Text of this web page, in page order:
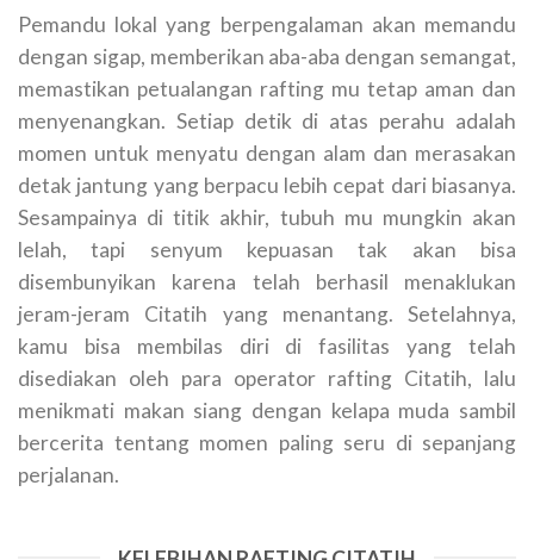
Pemandu lokal yang berpengalaman akan memandu
dengan sigap, memberikan aba-aba dengan semangat,
memastikan petualangan rafting mu tetap aman dan
menyenangkan. Setiap detik di atas perahu adalah
momen untuk menyatu dengan alam dan merasakan
detak jantung yang berpacu lebih cepat dari biasanya.
Sesampainya di titik akhir, tubuh mu mungkin akan
lelah, tapi senyum kepuasan tak akan bisa
disembunyikan karena telah berhasil menaklukan
jeram-jeram Citatih yang menantang. Setelahnya,
kamu bisa membilas diri di fasilitas yang telah
disediakan oleh para operator rafting Citatih, lalu
menikmati makan siang dengan kelapa muda sambil
bercerita tentang momen paling seru di sepanjang
perjalanan.